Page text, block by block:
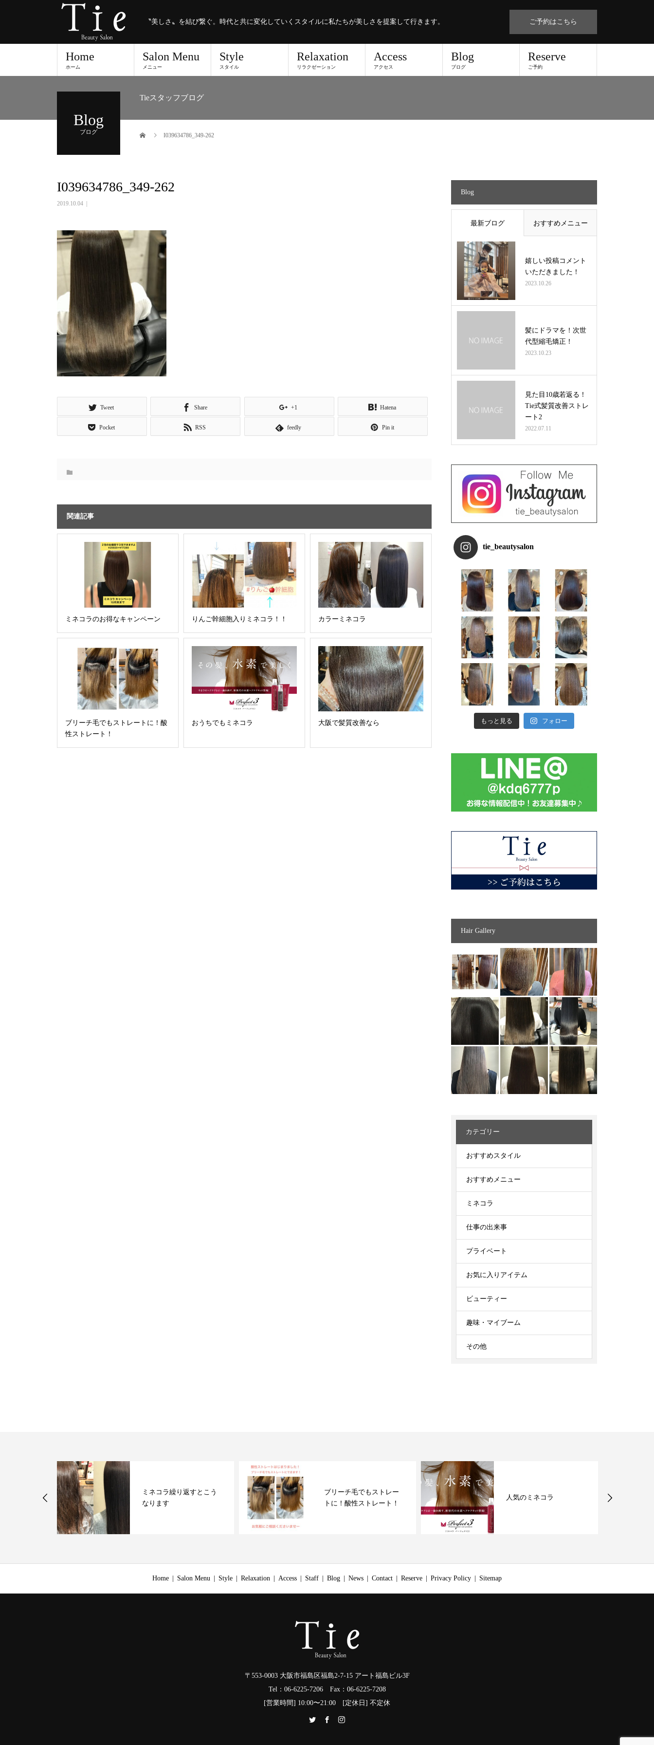
〝美しさ〟を結び繋ぐ。時代と共に変化していくスタイルに私たちが美しさを提案して行きます。 ご予約はこちら
Home
ホーム
Salon Menu
メニュー
Style
スタイル
Relaxation
リラクゼーション
Access
アクセス
Blog
ブログ
Reserve
ご予約
Blog
ブログ
Tieスタッフブログ
I039634786_349-262
I039634786_349-262
2019.10.04
Tweet Share +1 Hatena
Pocket RSS feedly Pin it
関連記事
ミネコラのお得なキャンペーン りんご幹細胞入りミネコラ！！ カラーミネコラ
ブリーチ毛でもストレートに！酸
性ストレート！
おうちでもミネコラ 大阪で髪質改善なら
Blog
最新ブログ おすすめメニュー
嬉しい投稿コメント
いただきました！
2023.10.26
髪にドラマを！次世
代型縮毛矯正！
2023.10.23
見た目10歳若返る！
Tie式髪質改善ストレ
ート2
2022.07.11
tie_beautysalon
もっと見る フォロー
Hair Gallery
カテゴリー
おすすめスタイル
おすすめメニュー
ミネコラ
仕事の出来事
プライベート
お気に入りアイテム
ビューティー
趣味・マイブーム
その他
ブリーチ毛でもストレー
トに！酸性ストレート！
人気のミネコラ
Home Salon Menu Style Relaxation Access Staff Blog News Contact Reserve Privacy Policy Sitemap
〒553-0003 大阪市福島区福島2-7-15 アート福島ビル3F
Tel：06-6225-7206 Fax：06-6225-7208
[営業時間] 10:00〜21:00 [定休日] 不定休